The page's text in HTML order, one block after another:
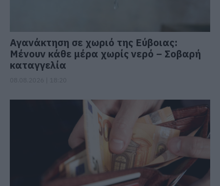
Αγανάκτηση σε χωριό της Εύβοιας:
Μένουν κάθε μέρα χωρίς νερό – Σοβαρή
καταγγελία